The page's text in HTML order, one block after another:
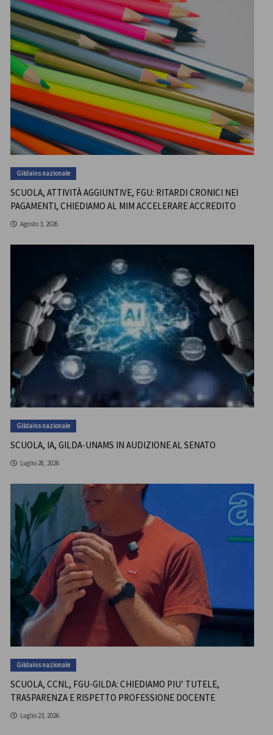
Gildains nazionale
SCUOLA, ATTIVITÀ AGGIUNTIVE, FGU: RITARDI CRONICI NEI
PAGAMENTI, CHIEDIAMO AL MIM ACCELERARE ACCREDITO
Agosto 3, 2026
Gildains nazionale
SCUOLA, IA, GILDA-UNAMS IN AUDIZIONE AL SENATO
Luglio 28, 2026
Gildains nazionale
SCUOLA, CCNL, FGU-GILDA: CHIEDIAMO PIU’ TUTELE,
TRASPARENZA E RISPETTO PROFESSIONE DOCENTE
Luglio 23, 2026